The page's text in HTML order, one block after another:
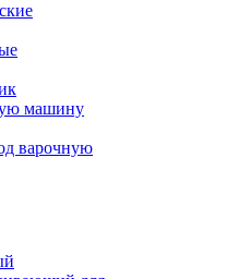
машину
варочную